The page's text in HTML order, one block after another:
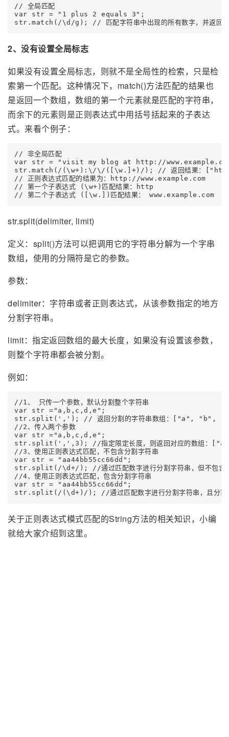
// 全局匹配
var str = "1 plus 2 equals 3";
str.match(/\d/g); // 匹配字符串中出现的所有数字，并返回
2、没有设置全局标志
如果没有设置全局标志，则就不是全局性的检索，只是检
索第一个匹配。这种情况下，match()方法匹配的结果也
是返回一个数组，数组的第一个元素就是匹配的字符串，
而余下的元素则是正则表达式中用括号括起来的子表达
式。来看个例子：
// 非全局匹配
var str = "visit my blog at http://
str.match(/(\w+):\/\/([\w.]+)/); // 返回结果：
// 正则表达式匹配的结果为：http://www.example.com
// 第一个子表达式 (\w+)匹配结果：http
// 第二个子表达式 ([\w.])匹配结果： www.example.com
str.split(delimiter, limit)
定义：split()方法可以把调用它的字符串分解为一个字串
数组，使用的分隔符是它的参数。
参数：
delimiter：字符串或者正则表达式，从该参数指定的地方
分割字符串。
limit：指定返回数组的最大长度，如果没有设置该参数，
则整个字符串都会被分割。
例如：
//1、 只传一个参数，默认分割整个字符串
var str ="a,b,c,d,e";
str.split(','); // 返回分割的字符串数组：["a", "b",
//2、传入两个参数
var str ="a,b,c,d,e";
str.split(',',3); //指定限定长度，则返回对应的数组：
//3、使用正则表达式匹配，不包含分割字符串
var str = "aa44bb55cc66dd";
str.split(/\d+/); //通过匹配数字进行分割字符串，但不包
//4、使用正则表达式匹配，包含分割字符串
var str = "aa44bb55cc66dd";
str.split(/(\d+)/); //通过匹配数字进行分割字符串，且分
关于正则表达式模式匹配的String方法的相关知识，小编
就给大家介绍到这里。